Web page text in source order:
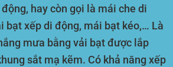
hay còn gọi là mái che di
bạt xếp di động, mái bạt kéo,… Là
mưa bằng vải bạt được lắp
sắt mạ kẽm. Có khả năng xếp